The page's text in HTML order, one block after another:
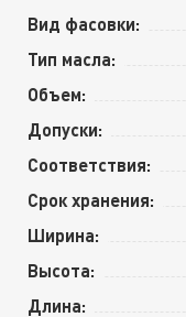
Вид фасовки:
Тип масла:
Объем:
Допуски:
Соответствия:
Срок хранения:
Ширина:
Высота:
Длина: